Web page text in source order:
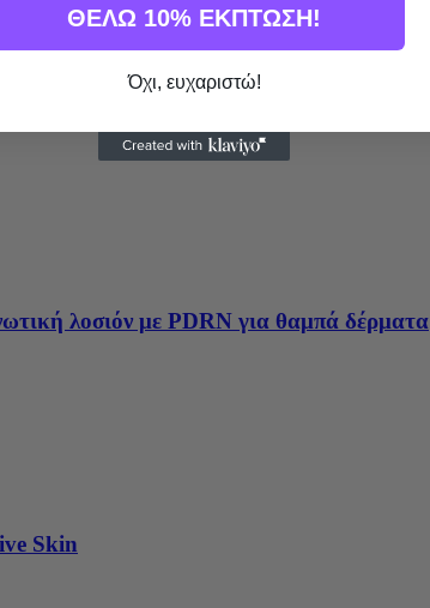
λοσιόν με PDRN για θαμπά δέρματα
Skin
ΘΕΛΩ 10% ΕΚΠΤΩΣΗ!
Όχι, ευχαριστώ!